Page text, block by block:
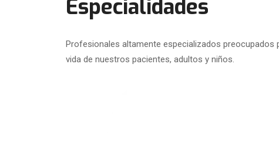
Especialidades
Profesionales altamente especializados
vida de nuestros pacientes, adultos y niños.